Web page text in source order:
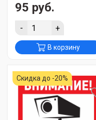
95 руб.
- +
В корзину
Скидка до -20%